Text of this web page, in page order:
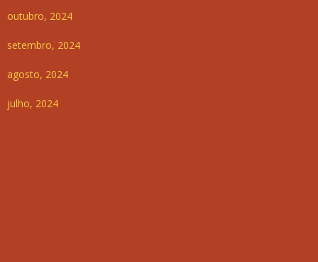
outubro, 2024
setembro, 2024
agosto, 2024
julho, 2024